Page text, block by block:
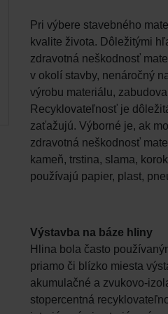
Pri výbere stavebného
kvalite života. Dôležitými
zdravotná neškodnosť
v okolí stavby, nenáročný
výrobu materiálu,
Recyklovateľnosť je
zaťažujú. Výborné je, ak
zdravotná neškodnosť
kameň, trstina, slama,
používajú papier, plast,
Výstavba na báze hliny
Hlina bola často
priamo či blízko miesta
akumulačné a zvukovo-
stopercentná